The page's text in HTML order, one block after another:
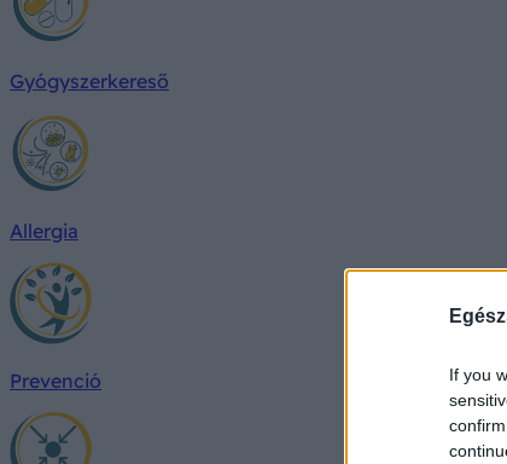
If you
Gyógyszerkereső
Allergia
Prevenció